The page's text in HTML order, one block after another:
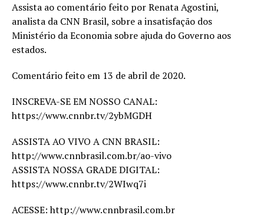
Assista ao comentário feito por Renata Agostini,
analista da CNN Brasil, sobre a insatisfação dos
Ministério da Economia sobre ajuda do Governo aos
estados.
Comentário feito em 13 de abril de 2020.
INSCREVA-SE EM NOSSO CANAL:
https://www.cnnbr.tv/2ybMGDH
ASSISTA AO VIVO A CNN BRASIL:
http://www.cnnbrasil.com.br/ao-vivo
ASSISTA NOSSA GRADE DIGITAL:
https://www.cnnbr.tv/2WIwq7i
ACESSE: http://www.cnnbrasil.com.br